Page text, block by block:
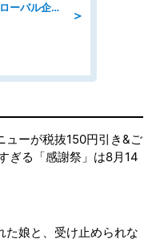
＞
09月開始/「土日祝休み」グローバル企業での産業保健のお仕事/保健師/高時給/残業なし/服装自由
ューが税抜150円引き&ご
ぎる「感謝祭」は8月14
た娘と、受け止められな